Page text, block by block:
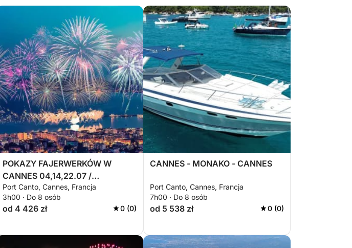
POKAZY FAJERWERKÓW W
CANNES 04,14,22.07 /
04.15.24.08
Port Canto, Cannes, Francja
3h00 · Do 8 osób
od 4 426 zł 0 (0)
CANNES - MONAKO - CANNES
Port Canto, Cannes, Francja
7h00 · Do 8 osób
od 5 538 zł 0 (0)